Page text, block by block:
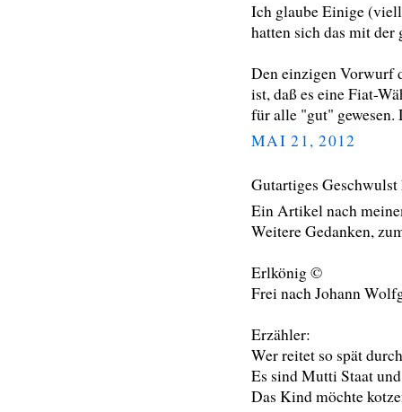
Ich glaube Einige
hatten sich das mit der
Den einzigen Vorwurf
ist, daß es eine Fiat-
für alle "gut"
MAI 21, 2012
Gutartiges
Ein Artikel nach
Weitere Gedanken,
Erlkönig ©
Frei nach Johann
Erzähler:
Wer reitet so spät
Es sind Mutti Staat
Das Kind möchte